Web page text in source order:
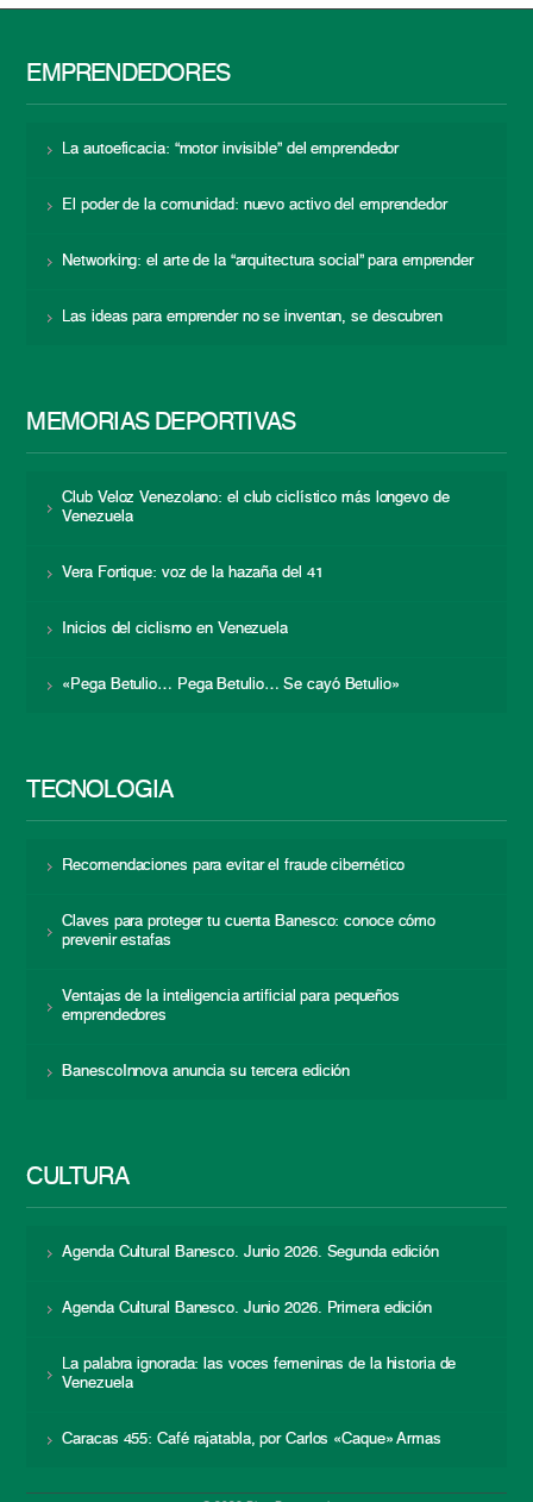
EMPRENDEDORES
La autoeficacia: “motor invisible” del emprendedor
El poder de la comunidad: nuevo activo del emprendedor
Networking: el arte de la “arquitectura social” para emprender
Las ideas para emprender no se inventan, se descubren
MEMORIAS DEPORTIVAS
Club Veloz Venezolano: el club ciclístico más longevo de
Venezuela
Vera Fortique: voz de la hazaña del 41
Inicios del ciclismo en Venezuela
«Pega Betulio… Pega Betulio… Se cayó Betulio»
TECNOLOGÍA
Recomendaciones para evitar el fraude cibernético
Claves para proteger tu cuenta Banesco: conoce cómo
prevenir estafas
Ventajas de la inteligencia artificial para pequeños
emprendedores
BanescoInnova anuncia su tercera edición
CULTURA
Agenda Cultural Banesco. Junio 2026. Segunda edición
Agenda Cultural Banesco. Junio 2026. Primera edición
La palabra ignorada: las voces femeninas de la historia de
Venezuela
Caracas 455: Café rajatabla, por Carlos «Caque» Armas